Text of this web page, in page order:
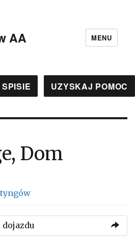
AA MENU
UZYSKAJ POMOC
Dom